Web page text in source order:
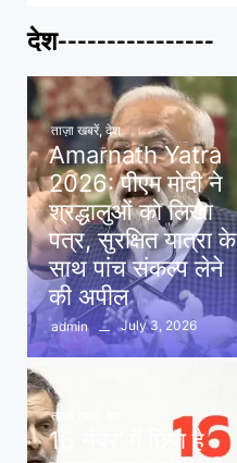
देश----------------
ताज़ा खबरें, देश
Amarnath Yatra
2026: पीएम मोदी ने
श्रद्धालुओं को लिखा
पत्र, सुरक्षित यात्रा के
साथ पांच संकल्प लेने
की अपील
admin July 3, 2026
ताज़ा खबरें
16 नंबर’ में छिपा है